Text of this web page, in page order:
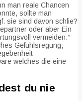
man reale Chancen
sollte man
sie sind davon schlie?
oder aber Ein
vermeiden.“
Gefuhlsregung,
welches die eine
du nie